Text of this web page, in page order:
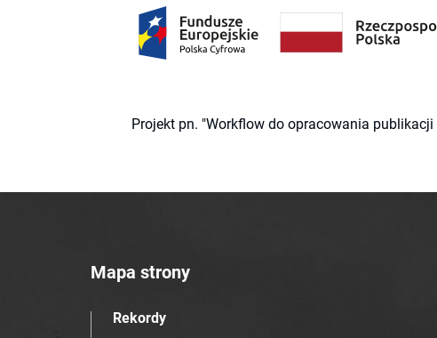
Projekt pn. "Workflow do opracowania
Mapa strony
Rekordy